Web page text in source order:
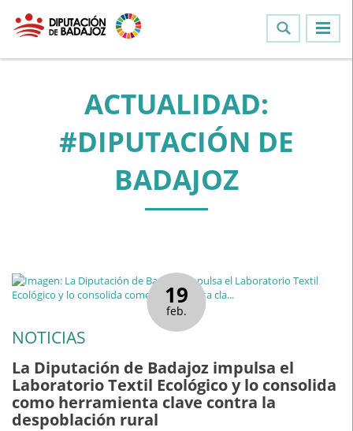
ACTUALIDAD:
#DIPUTACIÓN DE
BADAJOZ
19
feb.
NOTICIAS
La Diputación de Badajoz impulsa el
Laboratorio Textil Ecológico y lo consolida
como herramienta clave contra la
despoblación rural